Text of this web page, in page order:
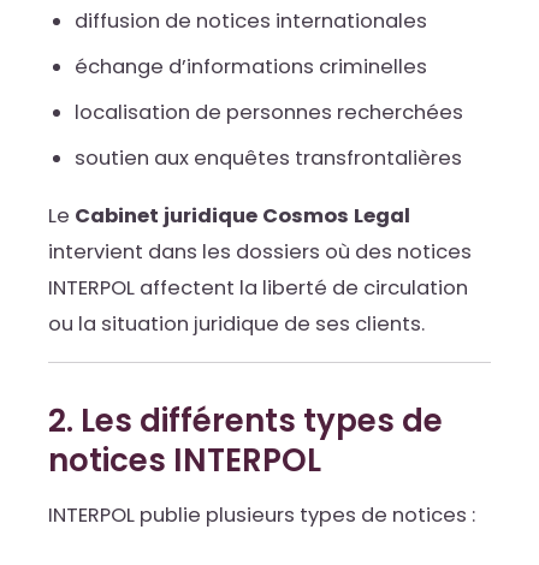
diffusion de notices internationales
échange d’informations criminelles
localisation de personnes recherchées
soutien aux enquêtes transfrontalières
Le Cabinet juridique Cosmos Legal
intervient dans les dossiers où des notices
INTERPOL affectent la liberté de circulation
ou la situation juridique de ses clients.
2. Les différents types de
notices INTERPOL
INTERPOL publie plusieurs types de notices :